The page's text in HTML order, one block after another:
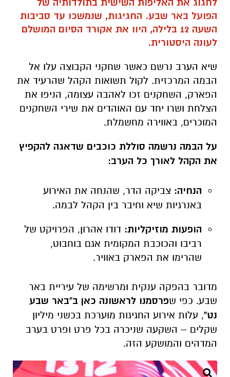
שיא הערב נרשם כאשר שחקני הקבוצה עלו אל
הבמה המרכזית. לקול תשואות הקהל שהרעיד את
הפארק, השחקנים זכו לאהבה עצומה, הניפו את
המוכרים, באווירה מחשמלת.
על הבמה נרשמה סוללת כוכבים שדאגה להקפיץ
את הקהל לאורך כל הערב:
באנרגיות שיא וחיבר בין הקהל לבמה.
רביבו והכוכבת המקומית אגם בוחבוט,
שהרימו את הפארק באוויר.
מדובר בהפקה ענקית ומרשימה של עיריית באר
שבע. כפי שפרסמנו לראשונה כאן ב"באר שבע
, עלות אירוע החגיגות מוערכת בכשני מיליון
המדהים והמושקע הזה.